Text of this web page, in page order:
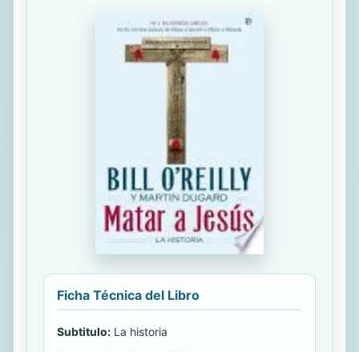
Ficha Técnica del Libro
Subtitulo: La historia